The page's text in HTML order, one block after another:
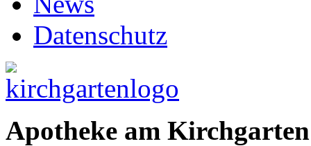
Datenschutz
Apotheke am Kirchgarten